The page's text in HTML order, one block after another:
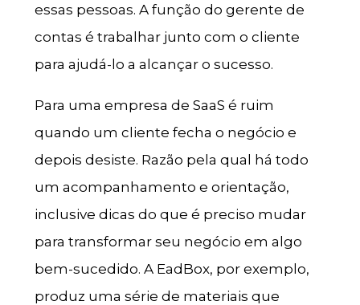
essas pessoas. A função do gerente de
contas é trabalhar junto com o cliente
para ajudá-lo a alcançar o sucesso.
Para uma empresa de SaaS é ruim
quando um cliente fecha o negócio e
depois desiste. Razão pela qual há todo
um acompanhamento e orientação,
inclusive dicas do que é preciso mudar
para transformar seu negócio em algo
bem-sucedido. A EadBox, por exemplo,
produz uma série de materiais que